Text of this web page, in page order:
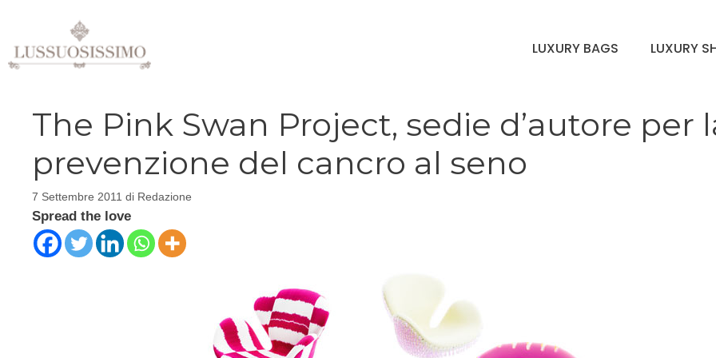
contenuto
LUXURY BAGS LUXURY
The Pink Swan Project, sedie d’autore per
prevenzione del cancro al seno
7 Settembre 2011 di Redazione
Spread the love